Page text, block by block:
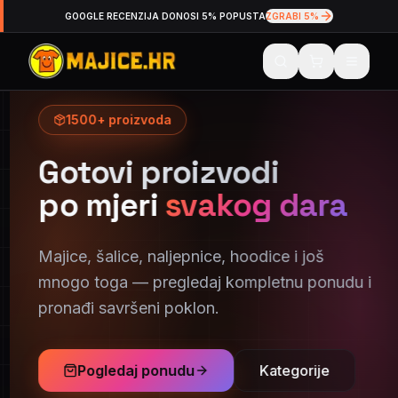
GOOGLE RECENZIJA DONOSI 5% POPUSTAZGRABI 5%
1500+ proizvoda
Gotovi proizvodi
po mjerisvakog dara
Majice, šalice, naljepnice, hoodice i još
mnogo toga — pregledaj kompletnu ponudu i
pronađi savršeni poklon.
Pogledaj ponudu Kategorije